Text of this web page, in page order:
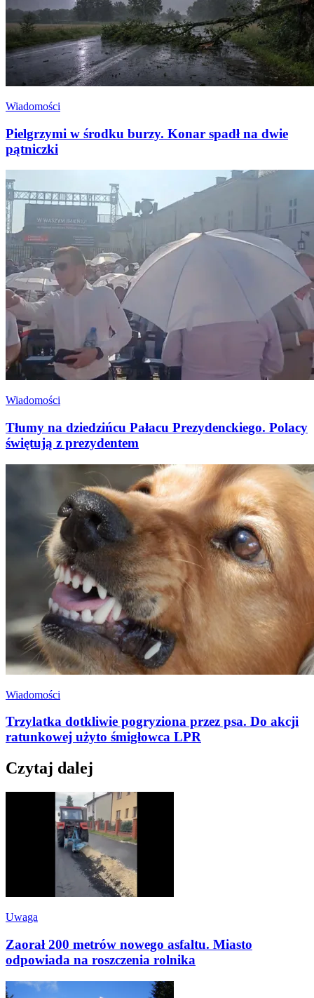
Wiadomości
Pielgrzymi w środku burzy. Konar spadł na dwie
pątniczki
Wiadomości
Tłumy na dziedzińcu Pałacu Prezydenckiego. Polacy
świętują z prezydentem
Wiadomości
Trzylatka dotkliwie pogryziona przez psa. Do akcji
ratunkowej użyto śmigłowca LPR
Czytaj dalej
Uwaga
Zaorał 200 metrów nowego asfaltu. Miasto
odpowiada na roszczenia rolnika